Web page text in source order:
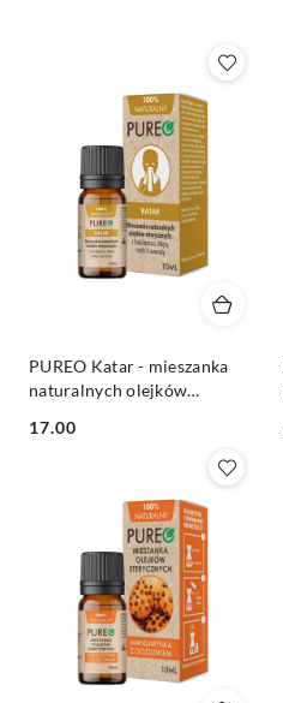
PUREO Katar - mieszanka
naturalnych olejków
Cena:
17.00